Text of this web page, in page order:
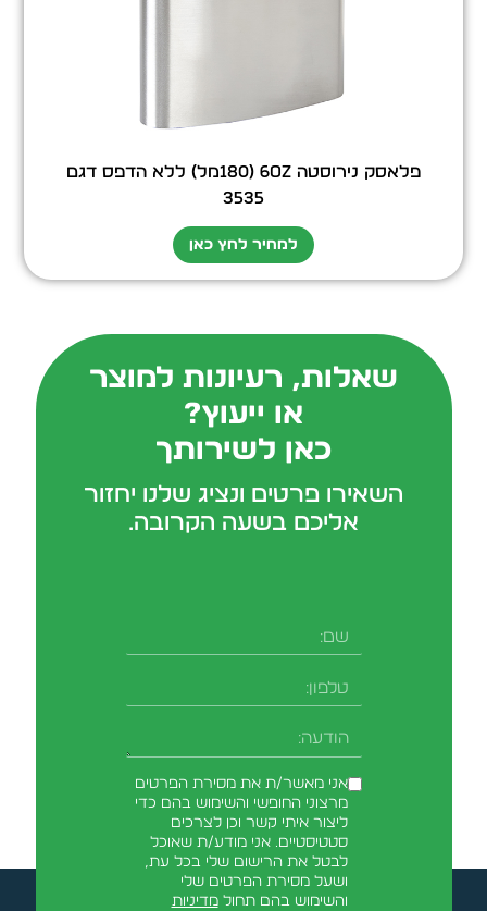
פלאסק נירוסטה 6oz (180מל) ללא הדפס דגם
3535
למחיר לחץ כאן
שאלות, רעיונות למוצר
או ייעוץ?
כאן לשירותך
השאירו פרטים ונציג שלנו יחזור
אליכם בשעה הקרובה.
אני מאשר/ת את מסירת הפרטים
מרצוני החופשי והשימוש בהם כדי
ליצור איתי קשר וכן לצרכים
סטטיסטיים. אני מודע/ת שאוכל
לבטל את הרישום שלי בכל עת,
ושעל מסירת הפרטים שלי
והשימוש בהם תחולמדיניות